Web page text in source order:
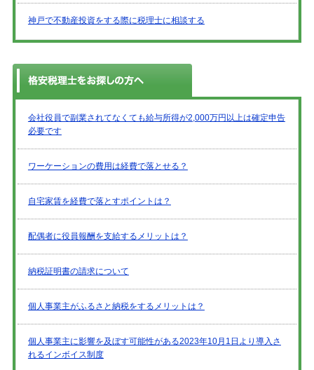
神戸で不動産投資をする際に税理士に相談する
会社役員で副業されてなくても給与所得が2,000万円以上は確定申告
必要です
ワーケーションの費用は経費で落とせる？
自宅家賃を経費で落とすポイントは？
配偶者に役員報酬を支給するメリットは？
納税証明書の請求について
個人事業主がふるさと納税をするメリットは？
個人事業主に影響を及ぼす可能性がある2023年10月1日より導入さ
れるインボイス制度